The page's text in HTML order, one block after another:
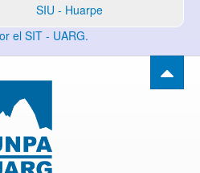
SIU - Huarpe
el SIT - UARG.